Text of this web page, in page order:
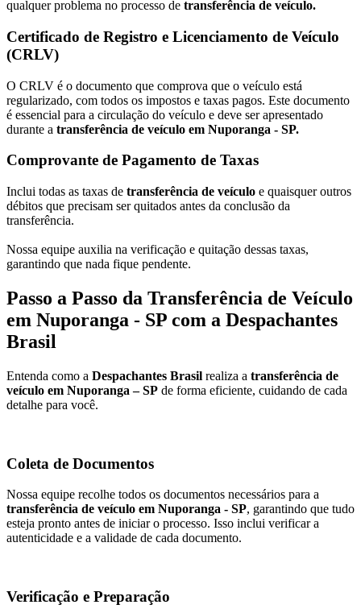
qualquer problema no processo de transferência de veículo.
Certificado de Registro e Licenciamento de Veículo
(CRLV)
O CRLV é o documento que comprova que o veículo está
regularizado, com todos os impostos e taxas pagos. Este documento
é essencial para a circulação do veículo e deve ser apresentado
durante a transferência de veículo em Nuporanga - SP.
Comprovante de Pagamento de Taxas
Inclui todas as taxas de transferência de veículo e quaisquer outros
débitos que precisam ser quitados antes da conclusão da
transferência.
Nossa equipe auxilia na verificação e quitação dessas taxas,
garantindo que nada fique pendente.
Passo a Passo da Transferência de Veículo
em Nuporanga - SP com a Despachantes
Brasil
Entenda como a Despachantes Brasil realiza a transferência de
veículo em Nuporanga – SP de forma eficiente, cuidando de cada
detalhe para você.
Coleta de Documentos
Nossa equipe recolhe todos os documentos necessários para a
transferência de veículo em Nuporanga - SP, garantindo que tudo
esteja pronto antes de iniciar o processo. Isso inclui verificar a
autenticidade e a validade de cada documento.
Verificação e Preparação